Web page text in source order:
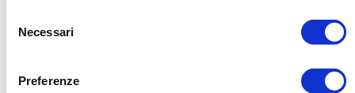
delNecessari
Preferenze
In un piatto piuttosto largo, impiattate il
come segue: